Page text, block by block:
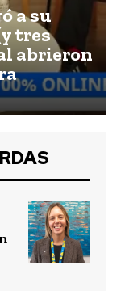
a su
tres
abrieron